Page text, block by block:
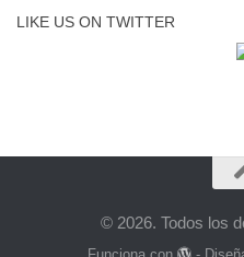
LIKE US ON TWITTER
© 2026. Todos los